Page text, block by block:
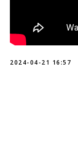
2024-04-21 16:57